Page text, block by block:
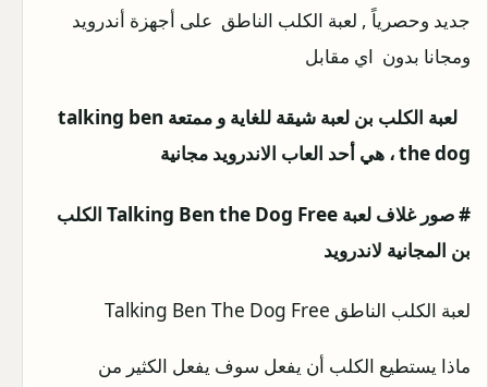
جديد وحصرياً , لعبة الكلب الناطق على أجهزة أندرويد
ومجانا بدون اي مقابل
لعبة الكلب بن لعبة شيقة للغاية و ممتعة talking ben
the dog ، هي أحد العاب الاندرويد مجانية
# صور غلاف لعبة Talking Ben the Dog Free الكلب
بن المجانية لاندرويد
لعبة الكلب الناطق Talking Ben The Dog Free
ماذا يستطيع الكلب أن يفعل سوف يفعل الكثير من